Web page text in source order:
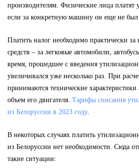
производителям. Физические лица платят
если за конкретную машину он еще не
Платить налог необходимо практически
средств – за легковые автомобили,
время, прошедшее с введения
увеличивался уже несколько раз. При
принимаются технические
объем его двигателя. Тарифы списания
из Белоруссии в 2023 году.
В некоторых случаях платить
из Белоруссии нет необходимости. Сюда
такие ситуации: